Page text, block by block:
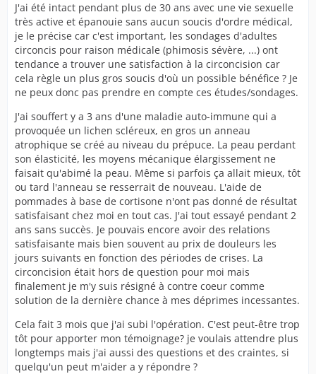
J'ai été intact pendant plus de 30 ans avec une vie sexuelle
très active et épanouie sans aucun soucis d'ordre médical,
je le précise car c'est important, les sondages d'adultes
circoncis pour raison médicale (phimosis sévère, ...) ont
tendance a trouver une satisfaction à la circoncision car
cela règle un plus gros soucis d'où un possible bénéfice ? Je
ne peux donc pas prendre en compte ces études/sondages.
J'ai souffert y a 3 ans d'une maladie auto-immune qui a
provoquée un lichen scléreux, en gros un anneau
atrophique se créé au niveau du prépuce. La peau perdant
son élasticité, les moyens mécanique élargissement ne
faisait qu'abimé la peau. Même si parfois ça allait mieux, tôt
ou tard l'anneau se resserrait de nouveau. L'aide de
pommades à base de cortisone n'ont pas donné de résultat
satisfaisant chez moi en tout cas. J'ai tout essayé pendant 2
ans sans succès. Je pouvais encore avoir des relations
satisfaisante mais bien souvent au prix de douleurs les
jours suivants en fonction des périodes de crises. La
circoncision était hors de question pour moi mais
finalement je m'y suis résigné à contre coeur comme
solution de la dernière chance à mes déprimes incessantes.
Cela fait 3 mois que j'ai subi l'opération. C'est peut-être trop
tôt pour apporter mon témoignage? je voulais attendre plus
longtemps mais j'ai aussi des questions et des craintes, si
quelqu'un peut m'aider a y répondre ?